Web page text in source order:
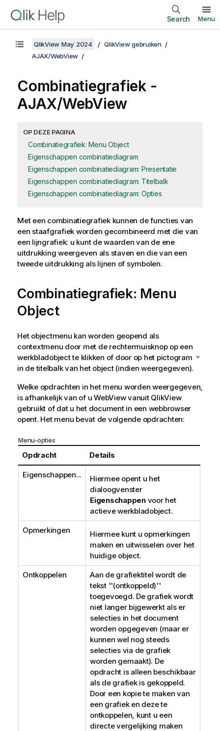
Search Menu
QlikView May 2024
QlikView gebruiken
AJAX/WebView
Combinatiegrafiek -
AJAX/WebView
OP DEZE PAGINA
Combinatiegrafiek: Menu Object
Eigenschappen combinatiediagram
Eigenschappen combinatiediagram: Presentatie
Eigenschappen combinatiediagram: Titelbalk
Eigenschappen combinatiediagram: Opties
Met een combinatiegrafiek kunnen de functies van
een staafgrafiek worden gecombineerd met die van
een lijngrafiek: u kunt de waarden van de ene
uitdrukking weergeven als staven en die van een
tweede uitdrukking als lijnen of symbolen.
Combinatiegrafiek: Menu
Object
Het objectmenu kan worden geopend als
contextmenu door met de rechtermuisknop op een
werkbladobject te klikken of door op het pictogram
in de titelbalk van het object (indien weergegeven).
Welke opdrachten in het menu worden weergegeven,
is afhankelijk van of u WebView vanuit QlikView
gebruikt of dat u het document in een webbrowser
opent. Het menu bevat de volgende opdrachten:
Menu-opties
Opdracht Details
Eigenschappen...
Hiermee opent u het
dialoogvenster
Eigenschappenvoor het
actieve werkbladobject.
Opmerkingen
Hiermee kunt u opmerkingen
maken en uitwisselen over het
huidige object.
Ontkoppelen
Aan de grafiektitel wordt de
tekst ''(ontkoppeld)''
toegevoegd. De grafiek wordt
niet langer bijgewerkt als er
selecties in het document
worden opgegeven (maar er
kunnen wel nog steeds
selecties via de grafiek
worden gemaakt). De
opdracht is alleen beschikbaar
als de grafiek is gekoppeld.
Door een kopie te maken van
een grafiek en deze te
ontkoppelen, kunt u een
directe vergelijking maken